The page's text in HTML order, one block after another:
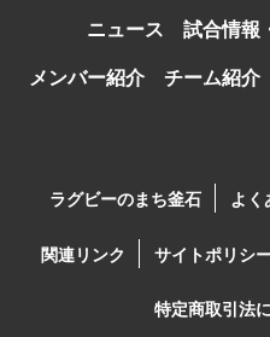
ニュース 試合情報
メンバー紹介
チーム紹介
ラグビーのまち釜石 よく
関連リンク サイトポリシ
特定商取引法